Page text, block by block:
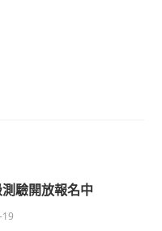
驗開放報名中